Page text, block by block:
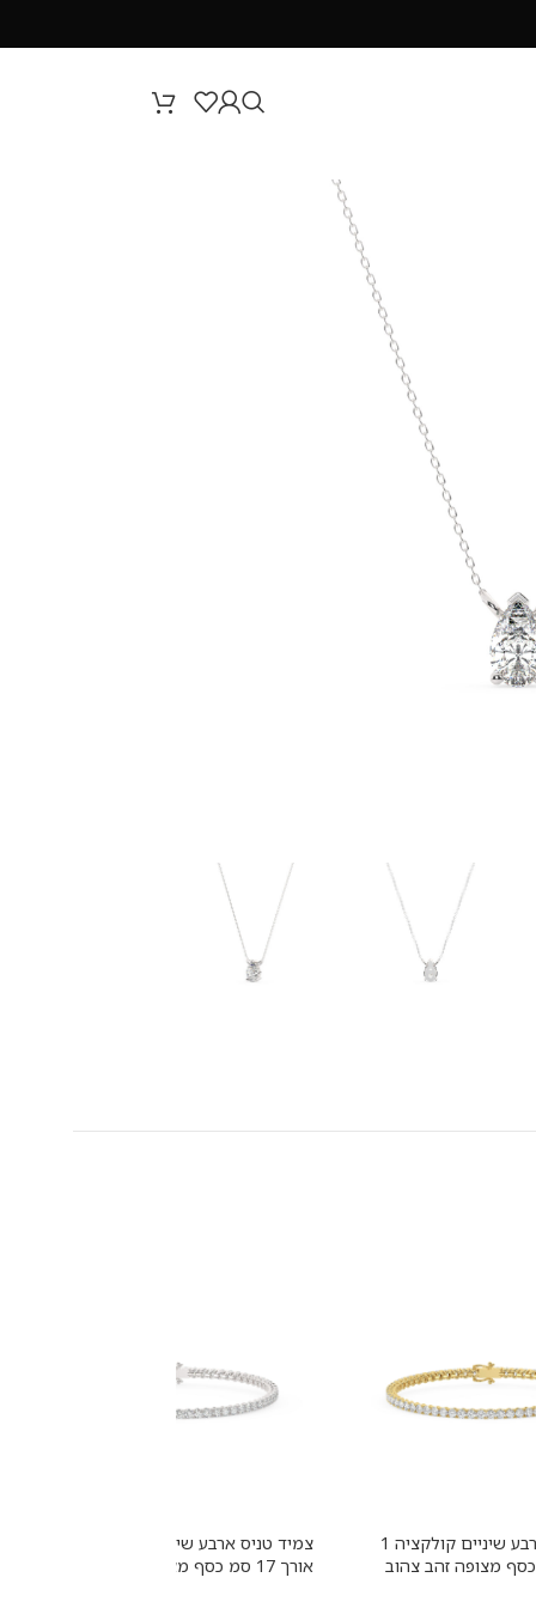
צמיד טניס ארבע שיניים קולקציה 1
17 סמ כסף מצופה זהב צהוב
אורך 17 סמ כסף מצופה זהב לבן